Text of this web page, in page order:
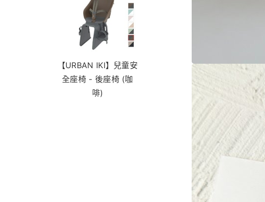
【URBAN IKI】兒童安
全座椅 - 後座椅 (咖
啡)